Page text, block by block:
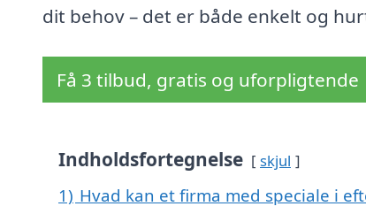
dit behov – det er både enkelt og
Få 3 tilbud, gratis og uforpligtende
Indholdsfortegnelse skjul
1) Hvad kan et firma med speciale i